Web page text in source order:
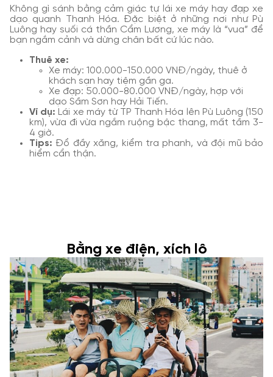
Không gì sánh bằng cảm giác tự lái xe máy hay đạp xe
dạo quanh Thanh Hóa. Đặc biệt ở những nơi như Pù
Luông hay suối cá thần Cẩm Lương, xe máy là “vua” để
bạn ngắm cảnh và dừng chân bất cứ lúc nào.
Thuê xe:
Xe máy: 100.000-150.000 VNĐ/ngày, thuê ở
khách sạn hay tiệm gần ga.
Xe đạp: 50.000-80.000 VNĐ/ngày, hợp với
dạo Sầm Sơn hay Hải Tiến.
Ví dụ: Lái xe máy từ TP Thanh Hóa lên Pù Luông (150
km), vừa đi vừa ngắm ruộng bậc thang, mất tầm 3-
4 giờ.
Tips:Đổ đầy xăng, kiểm tra phanh, và đội mũ bảo
hiểm cẩn thận.
Bằng xe điện, xích lô